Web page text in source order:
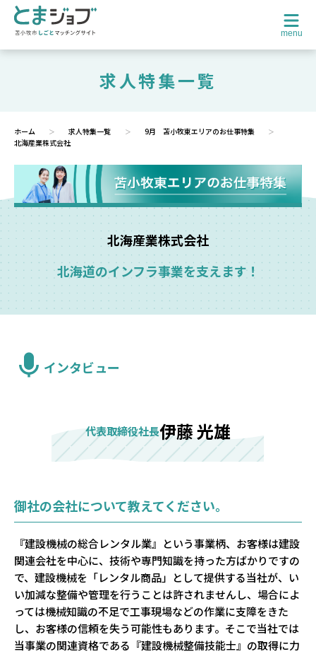
menu
求人特集一覧
ホーム 求人特集一覧
9月 苫小牧東エリアのお仕事特集
北海産業株式会社
北海産業株式会社
北海道のインフラ事業を支えます！
インタビュー
代表取締役社長伊藤 光雄
御社の会社について教えてください。
『建設機械の総合レンタル業』という事業柄、お客様は建設
関連会社を中心に、技術や専門知識を持った方ばかりですの
で、建設機械を「レンタル商品」として提供する当社が、い
い加減な整備や管理を行うことは許されませんし、場合によ
っては機械知識の不足で工事現場などの作業に支障をきた
し、お客様の信頼を失う可能性もあります。そこで当社では
当事業の関連資格である『建設機械整備技能士』の取得に力